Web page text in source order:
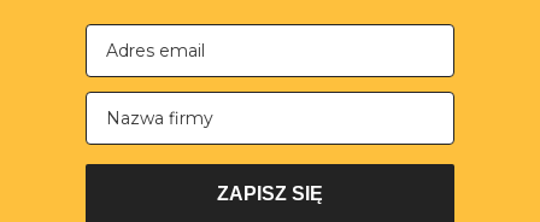
Nazwa firmy
ZAPISZ SIĘ